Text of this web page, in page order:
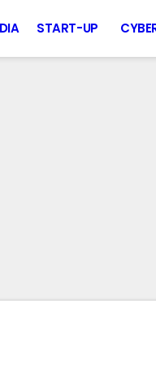
START-UP